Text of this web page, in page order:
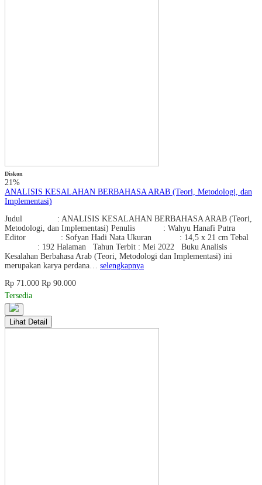
Diskon
21%
ANALISIS KESALAHAN BERBAHASA ARAB (Teori, Metodologi, dan
Implementasi)
Judul : ANALISIS KESALAHAN BERBAHASA ARAB (Teori,
Metodologi, dan Implementasi) Penulis : Wahyu Hanafi Putra
Editor : Sofyan Hadi Nata Ukuran : 14,5 x 21 cm Tebal
: 192 Halaman Tahun Terbit : Mei 2022 Buku Analisis
Kesalahan Berbahasa Arab (Teori, Metodologi dan Implementasi) ini
merupakan karya perdana… selengkapnya
Rp 71.000 Rp 90.000
Tersedia
Lihat Detail